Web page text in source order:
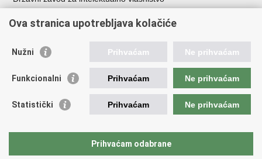
HAKOM
Ostale poveznice
Hrvatski audiovizualni centar
Creative Europe
EU National Institutes for Culture
Međunarodni centar za podvodnu arheologiju u Zadru (MCPA)
Ova stranica upotrebljava kolačiće
Nužni Prihvaćam Ne prihvaćam
Funkcionalni Prihvaćam Ne prihvaćam
Statistički Prihvaćam Ne prihvaćam
Prihvaćam odabrane